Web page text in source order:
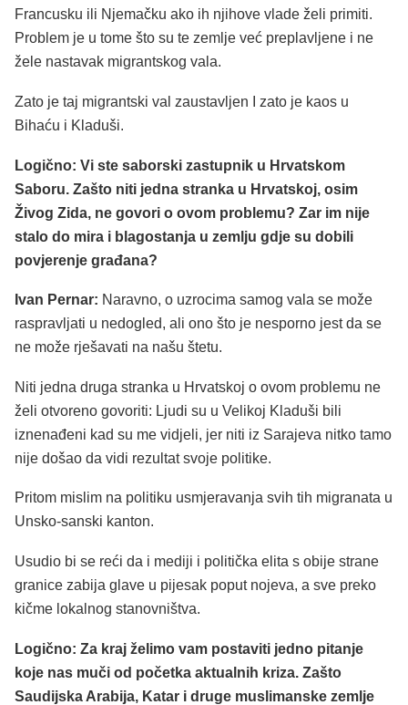
Francusku ili Njemačku ako ih njihove vlade želi primiti.
Problem je u tome što su te zemlje već preplavljene i ne
žele nastavak migrantskog vala.
Zato je taj migrantski val zaustavljen I zato je kaos u
Bihaću i Kladuši.
Logično: Vi ste saborski zastupnik u Hrvatskom
Saboru. Zašto niti jedna stranka u Hrvatskoj, osim
Živog Zida, ne govori o ovom problemu? Zar im nije
stalo do mira i blagostanja u zemlju gdje su dobili
povjerenje građana?
Ivan Pernar: Naravno, o uzrocima samog vala se može
raspravljati u nedogled, ali ono što je nesporno jest da se
ne može rješavati na našu štetu.
Niti jedna druga stranka u Hrvatskoj o ovom problemu ne
želi otvoreno govoriti: Ljudi su u Velikoj Kladuši bili
iznenađeni kad su me vidjeli, jer niti iz Sarajeva nitko tamo
nije došao da vidi rezultat svoje politike.
Pritom mislim na politiku usmjeravanja svih tih migranata u
Unsko-sanski kanton.
Usudio bi se reći da i mediji i politička elita s obije strane
granice zabija glave u pijesak poput nojeva, a sve preko
kičme lokalnog stanovništva.
Logično: Za kraj želimo vam postaviti jedno pitanje
koje nas muči od početka aktualnih kriza. Zašto
Saudijska Arabija, Katar i druge muslimanske zemlje